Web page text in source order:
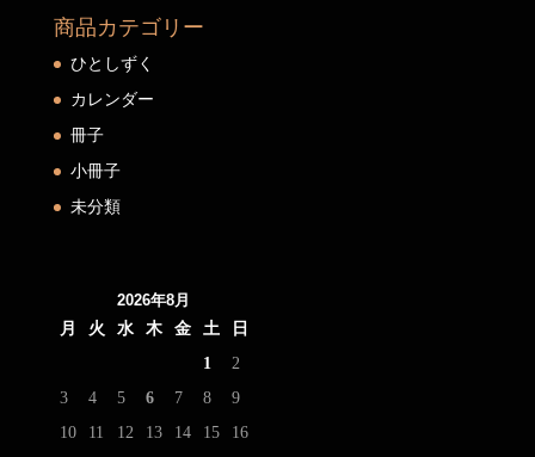
商品カテゴリー
ひとしずく
カレンダー
冊子
小冊子
未分類
2026年8月
月
火 水 木 金 土
日
1
2
3
4 5 6 7 8
9
10
11 12 13 14 15
16